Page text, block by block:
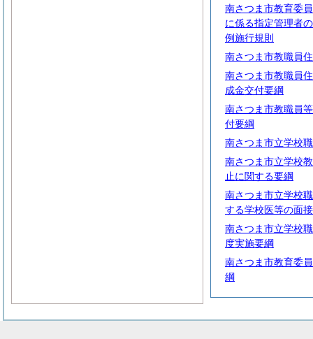
南さつま市教育委
に係る指定管理者
例施行規則
南さつま市教職員
南さつま市教職員
成金交付要綱
南さつま市教職員
付要綱
南さつま市立学校
南さつま市立学校
止に関する要綱
南さつま市立学校
する学校医等の面
南さつま市立学校
度実施要綱
南さつま市教育委
綱